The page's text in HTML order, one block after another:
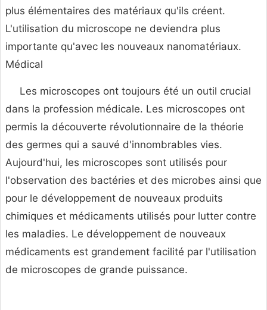
plus élémentaires des matériaux qu'ils créent.
L'utilisation du microscope ne deviendra plus
importante qu'avec les nouveaux nanomatériaux.
Médical
Les microscopes ont toujours été un outil crucial
dans la profession médicale. Les microscopes ont
permis la découverte révolutionnaire de la théorie
des germes qui a sauvé d'innombrables vies.
Aujourd'hui, les microscopes sont utilisés pour
l'observation des bactéries et des microbes ainsi que
pour le développement de nouveaux produits
chimiques et médicaments utilisés pour lutter contre
les maladies. Le développement de nouveaux
médicaments est grandement facilité par l'utilisation
de microscopes de grande puissance.